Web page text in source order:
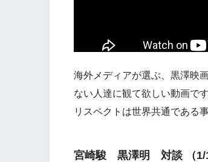
海外メディアが選ぶ、黒澤映
ない人達に観て欲しい動画で
リスペクトは世界共通である
宮崎駿 黒澤明 対談 （1/